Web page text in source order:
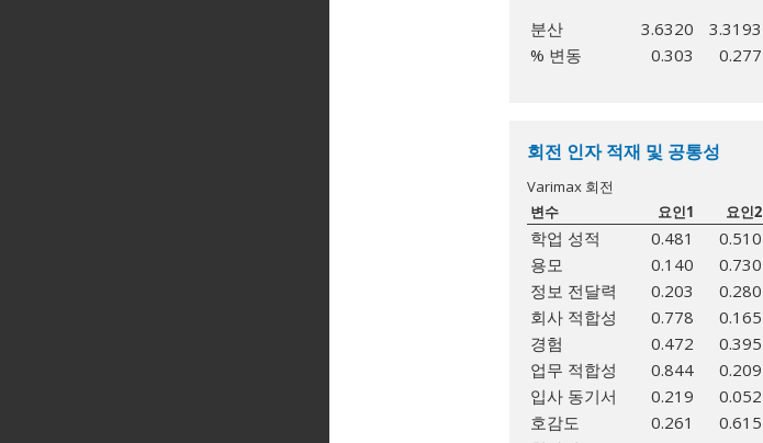
분산 3.6320 3.3193
% 변동
0.303 0.277
회전 인자 적재 및 공통성
Varimax 회전
변수
요인1 요인2
학업 성적 0.481 0.510
용모
0.140 0.730
정보 전달력
0.203 0.280
회사 적합성
0.778 0.165
경험
0.472 0.395
업무 적합성
0.844 0.209
입사 동기서
0.219 0.052
호감도
0.261 0.615